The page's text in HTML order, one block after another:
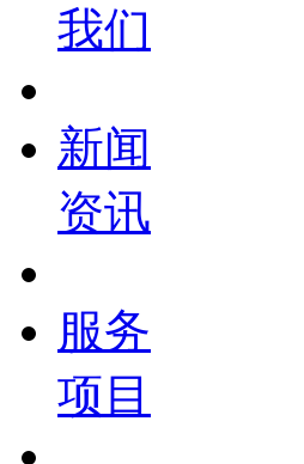
我们
新闻
资讯
服务
项目